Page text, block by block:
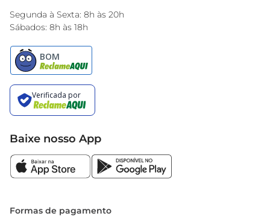
Encarte do Dia
Segunda à Sexta: 8h às 20h
Sábados: 8h às 18h
Baixe nosso App
Formas de pagamento